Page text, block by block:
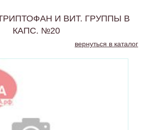
И ВИТ. ГРУППЫ В
КАПС. №20
вернуться в каталог